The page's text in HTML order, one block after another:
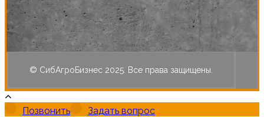
© СибАгроБизнес 2025. Все права защищены.
Позвонить
Задать вопрос